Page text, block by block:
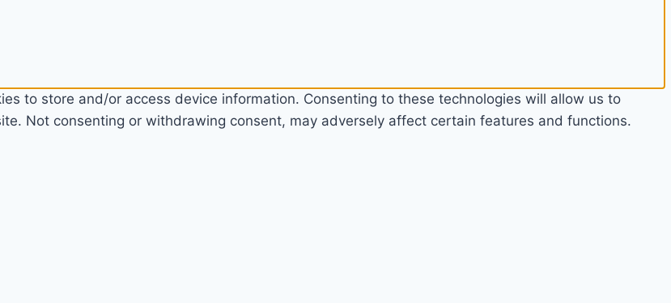
to store and/or access device information. Consenting to these technologies will allow us to
Not consenting or withdrawing consent, may adversely affect certain features and functions.